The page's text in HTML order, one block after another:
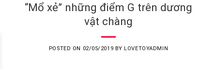
“Mổ xẻ” những điểm G trên dương
vật chàng
POSTED ON 02/05/2019 BYLOVETOYADMIN